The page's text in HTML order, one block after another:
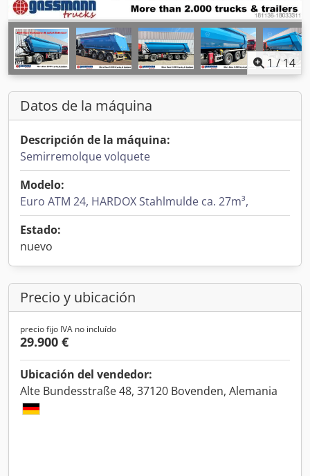
1 /14
Datos de la máquina
Descripción de la máquina:
Semirremolque volquete
Modelo:
Euro ATM 24, HARDOX Stahlmulde ca. 27m³,
Estado:
nuevo
Precio y ubicación
precio fijo IVA no incluído
29.900 €
Ubicación del vendedor:
Alte Bundesstraße 48, 37120 Bovenden, Alemania